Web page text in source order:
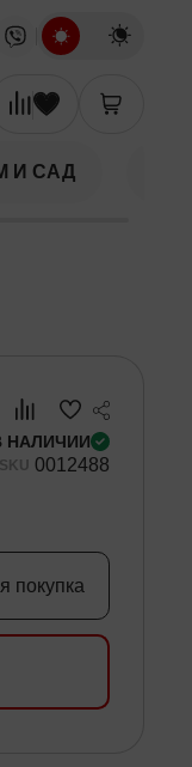
И САД
НАЛИЧИИ
SKU 0012488
покупка